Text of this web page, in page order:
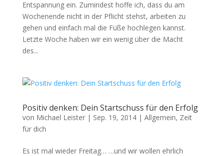
Entspannung ein. Zumindest hoffe ich, dass du am
Wochenende nicht in der Pflicht stehst, arbeiten zu
gehen und einfach mal die Füße hochlegen kannst.
Letzte Woche haben wir ein wenig über die Macht
des...
Positiv denken: Dein Startschuss für den Erfolg
von Michael Leister| Sep. 19, 2014| Allgemein, Zeit
für dich
Es ist mal wieder Freitag… …und wir wollen ehrlich